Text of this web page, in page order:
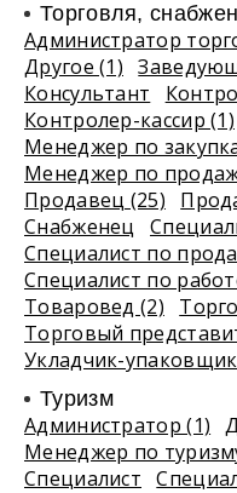
Торговля,
Администратор
Другое (1)
Консультант
Контролер-кассир (1)
Менеджер по
Менеджер по
Продавец (25)
Снабженец
Специалист по
Специалист по
Товаровед (2)
Торговый
Укладчик-
Туризм
Администратор (1)
Менеджер по
Специалист